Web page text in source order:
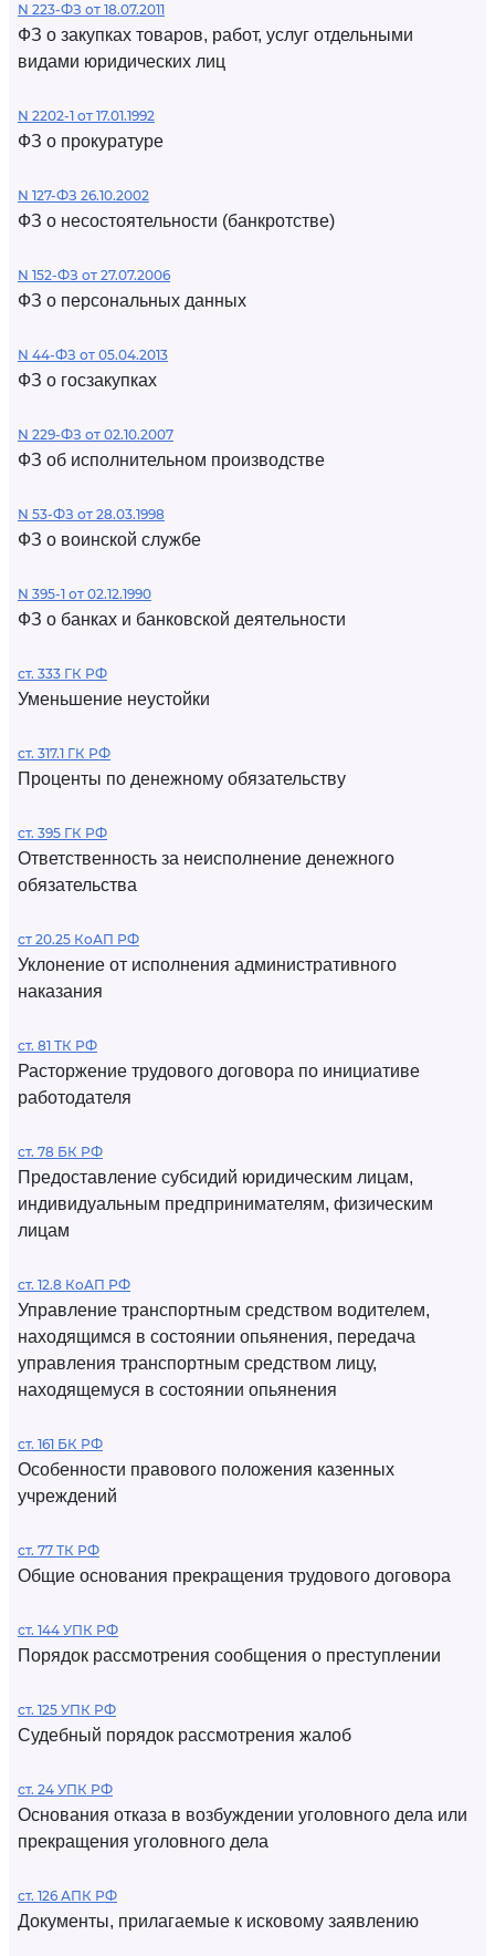
N 223-ФЗ от 18.07.2011
ФЗ о закупках товаров, работ, услуг отдельными
видами юридических лиц
N 2202-1 от 17.01.1992
ФЗ о прокуратуре
N 127-ФЗ 26.10.2002
ФЗ о несостоятельности (банкротстве)
N 152-ФЗ от 27.07.2006
ФЗ о персональных данных
N 44-ФЗ от 05.04.2013
ФЗ о госзакупках
N 229-ФЗ от 02.10.2007
ФЗ об исполнительном производстве
N 53-ФЗ от 28.03.1998
ФЗ о воинской службе
N 395-1 от 02.12.1990
ФЗ о банках и банковской деятельности
ст. 333 ГК РФ
Уменьшение неустойки
ст. 317.1 ГК РФ
Проценты по денежному обязательству
ст. 395 ГК РФ
Ответственность за неисполнение денежного
обязательства
ст 20.25 КоАП РФ
Уклонение от исполнения административного
наказания
ст. 81 ТК РФ
Расторжение трудового договора по инициативе
работодателя
ст. 78 БК РФ
Предоставление субсидий юридическим лицам,
индивидуальным предпринимателям, физическим
лицам
ст. 12.8 КоАП РФ
Управление транспортным средством водителем,
находящимся в состоянии опьянения, передача
управления транспортным средством лицу,
находящемуся в состоянии опьянения
ст. 161 БК РФ
Особенности правового положения казенных
учреждений
ст. 77 ТК РФ
Общие основания прекращения трудового договора
ст. 144 УПК РФ
Порядок рассмотрения сообщения о преступлении
ст. 125 УПК РФ
Судебный порядок рассмотрения жалоб
ст. 24 УПК РФ
Основания отказа в возбуждении уголовного дела или
прекращения уголовного дела
ст. 126 АПК РФ
Документы, прилагаемые к исковому заявлению